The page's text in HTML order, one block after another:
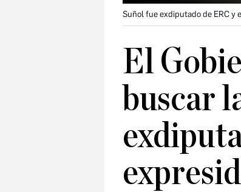
Suñol fue exdiputado de ERC y
El
buscar